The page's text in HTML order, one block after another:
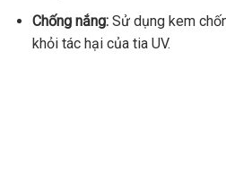
Chống nắng:Sử dụng kem
khỏi tác hại của tia UV.